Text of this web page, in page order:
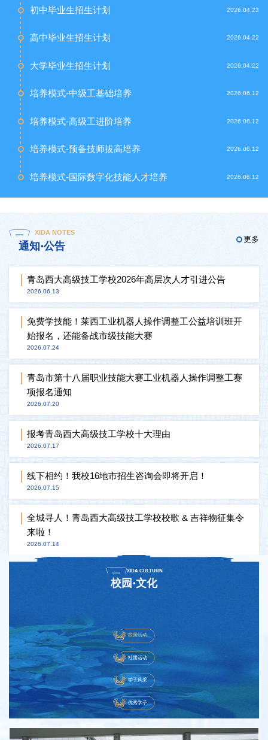
初中毕业生招生计划 2026.04.23
高中毕业生招生计划 2026.04.22
大学毕业生招生计划 2026.04.22
培养模式-中级工基础培养 2026.06.12
培养模式-高级工进阶培养 2026.06.12
培养模式-预备技师拔高培养 2026.06.12
培养模式-国际数字化技能人才培养 2026.06.12
XIDA NOTES
通知·公告
更多
青岛西大高级技工学校2026年高层次人才引进公告
2026.06.13
免费学技能！莱西工业机器人操作调整工公益培训班开
始报名，还能备战市级技能大赛
2026.07.24
青岛市第十八届职业技能大赛工业机器人操作调整工赛
项报名通知
2026.07.20
报考青岛西大高级技工学校十大理由
2026.07.17
线下相约！我校16地市招生咨询会即将开启！
2026.07.15
全城寻人！青岛西大高级技工学校校歌 & 吉祥物征集令
来啦！
2026.07.14
XIDA CULTURN
校园·文化
校园活动
社团活动
学子风采
优秀学子